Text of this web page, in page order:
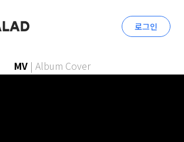
로그인
MV | Album Cover